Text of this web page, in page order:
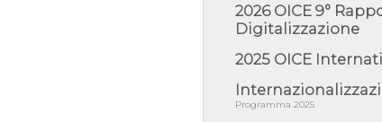
04/08/26 - International
Buildings Competition -
04/08/26 - CdS, project
04/08/26 - Rapporto Anac
2026 OICE 9°
Digitalizzazione
2025 OICE
Programma 2025